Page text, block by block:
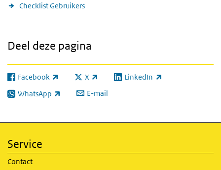
Checklist Gebruikers
Deel deze pagina
Facebook
(externe link) X
(externe link) LinkedIn
(externe link)
WhatsApp
(externe link) E-mail
Service
Contact